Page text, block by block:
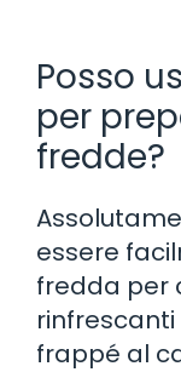
Posso
per
fredde?
essere
fredda per
frappé al